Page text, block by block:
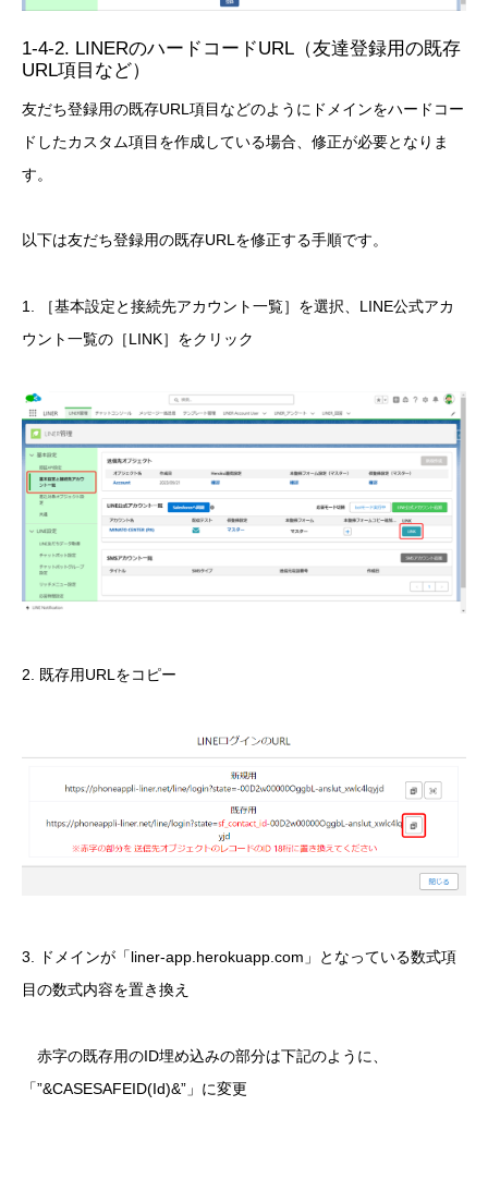
1-4-2. LINERのハードコードURL（友達登録用の既存
URL項目など）
友だち登録用の既存URL項目などのようにドメインをハードコー
ドしたカスタム項目を作成している場合、修正が必要となりま
す。
以下は友だち登録用の既存URLを修正する手順です。
1. ［基本設定と接続先アカウント一覧］を選択、LINE公式アカ
ウント一覧の［LINK］をクリック
2. 既存用URLをコピー
3. ドメインが「liner-app.herokuapp.com」となっている数式項
目の数式内容を置き換え
赤字の既存用のID埋め込みの部分は下記のように、
「”&CASESAFEID(Id)&”」に変更